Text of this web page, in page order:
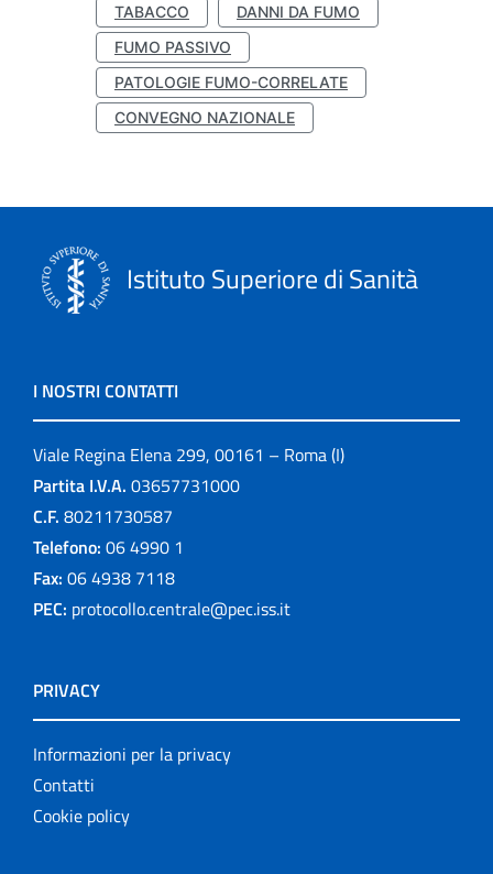
TABACCO
DANNI DA FUMO
FUMO PASSIVO
PATOLOGIE FUMO-CORRELATE
CONVEGNO NAZIONALE
Istituto Superiore di Sanità
I NOSTRI CONTATTI
Viale Regina Elena 299, 00161 – Roma (I)
Partita I.V.A. 03657731000
C.F. 80211730587
Telefono: 06 4990 1
Fax: 06 4938 7118
PEC: protocollo.centrale@pec.iss.it
PRIVACY
Informazioni per la privacy
Contatti
Cookie policy